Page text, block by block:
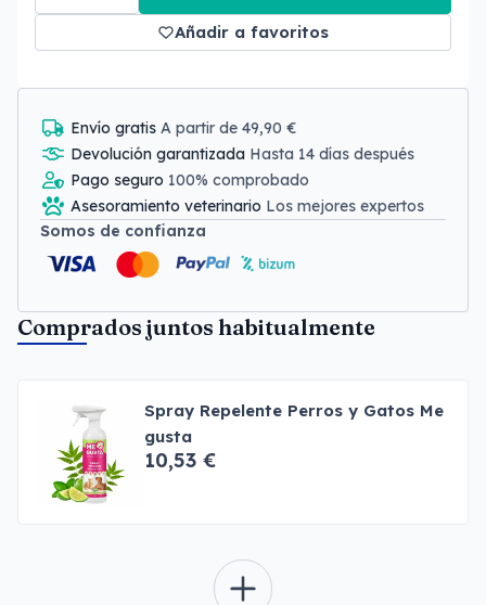
Añadir a favoritos
Envío gratis A partir de 49,90 €
Devolución garantizada Hasta 14 días después
Pago seguro 100% comprobado
Asesoramiento veterinario Los mejores expertos
Somos de confianza
Comprados juntos habitualmente
Spray Repelente Perros y Gatos Me
gusta
10,53 €